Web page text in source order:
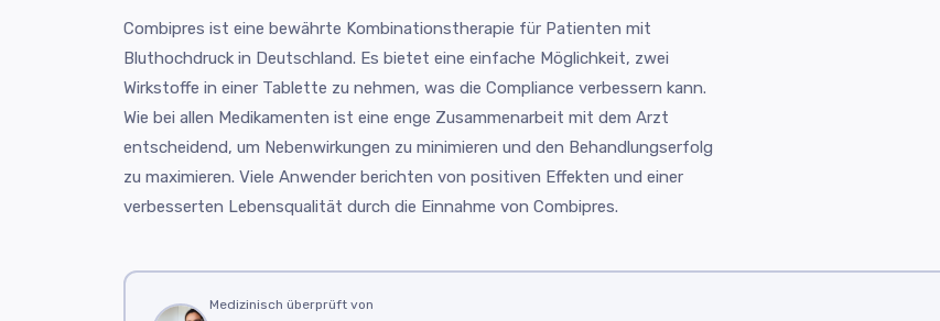
Combipres ist eine bewährte Kombinationstherapie für Patienten mit
Bluthochdruck in Deutschland. Es bietet eine einfache Möglichkeit, zwei
Wirkstoffe in einer Tablette zu nehmen, was die Compliance verbessern kann.
Wie bei allen Medikamenten ist eine enge Zusammenarbeit mit dem Arzt
entscheidend, um Nebenwirkungen zu minimieren und den Behandlungserfolg
zu maximieren. Viele Anwender berichten von positiven Effekten und einer
verbesserten Lebensqualität durch die Einnahme von Combipres.
Medizinisch überprüft von